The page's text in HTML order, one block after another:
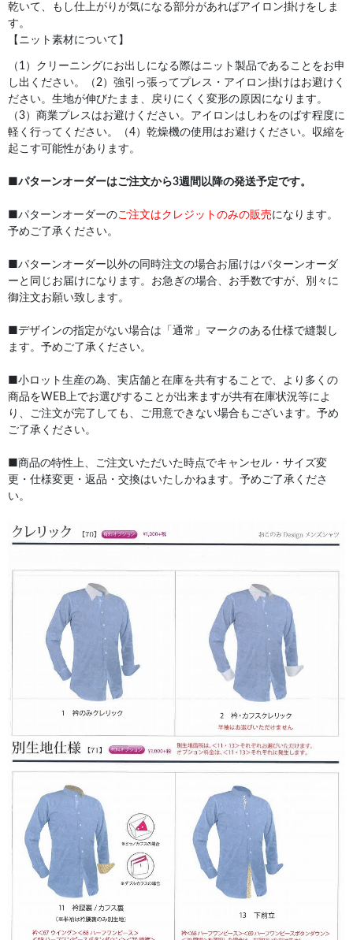
乾いて、もし仕上がりが気になる部分があればアイロン掛けをしま
す。
【ニット素材について】
（1）クリーニングにお出しになる際はニット製品であることをお申
し出ください。（2）強引っ張ってプレス・アイロン掛けはお避けく
ださい。生地が伸びたまま、戻りにくく変形の原因になります。
（3）商業プレスはお避けください。アイロンはしわをのばす程度に
軽く行ってください。（4）乾燥機の使用はお避けください。収縮を
起こす可能性があります。
パターンオーダーはご注文から3週間以降の発送予定です。
■パターンオーダーのご注文はクレジットのみの販売になります。
予めご了承ください。
■パターンオーダー以外の同時注文の場合お届けはパターンオーダ
ーと同じお届けになります。お急ぎの場合、お手数ですが、別々に
御注文お願い致します。
■デザインの指定がない場合は「通常」マークのある仕様で縫製し
ます。予めご了承ください。
■小ロット生産の為、実店舗と在庫を共有することで、より多くの
商品をWEB上でお選びすることが出来ますが共有在庫状況等によ
り、ご注文が完了しても、ご用意できない場合もございます。予め
ご了承ください。
■商品の特性上、ご注文いただいた時点でキャンセル・サイズ変
更・仕様変更・返品・交換はいたしかねます。予めご了承くださ
い。